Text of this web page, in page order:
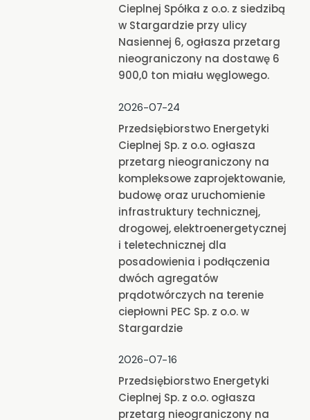
Cieplnej Spółka z o.o. z siedzibą
w Stargardzie przy ulicy
Nasiennej 6, ogłasza przetarg
nieograniczony na dostawę 6
900,0 ton miału węglowego.
2026-07-24
Przedsiębiorstwo Energetyki
Cieplnej Sp. z o.o. ogłasza
przetarg nieograniczony na
kompleksowe zaprojektowanie,
budowę oraz uruchomienie
infrastruktury technicznej,
drogowej, elektroenergetycznej
i teletechnicznej dla
posadowienia i podłączenia
dwóch agregatów
prądotwórczych na terenie
ciepłowni PEC Sp. z o.o. w
Stargardzie
2026-07-16
Przedsiębiorstwo Energetyki
Cieplnej Sp. z o.o. ogłasza
przetarg nieograniczony na